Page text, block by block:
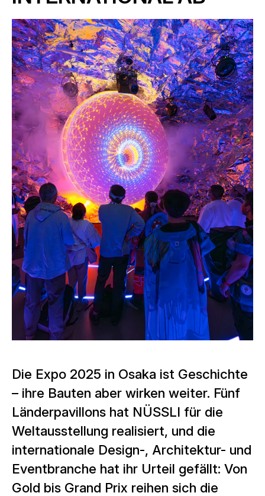
Die Expo 2025 in Osaka ist Geschichte
– ihre Bauten aber wirken weiter. Fünf
Länderpavillons hat NÜSSLI für die
Weltausstellung realisiert, und die
internationale Design-, Architektur- und
Eventbranche hat ihr Urteil gefällt: Von
Gold bis Grand Prix reihen sich die